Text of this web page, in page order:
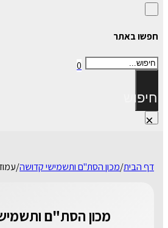
חפשו באתר
חיפוש
חיפוש
×
0
דף הבית/מכון הסת"ם ותשמישי קדושה/עמוד
מכון הסת"ם